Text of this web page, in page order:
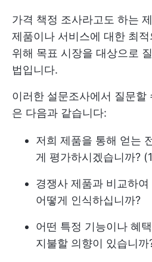
가격 책정 조사라고도 하는
제품이나 서비스에 대한 최
위해 목표 시장을 대상으로
법입니다.
이러한 설문조사에서 질문할
은 다음과 같습니다:
저희 제품을 통해 얻는
게 평가하시겠습니까?
경쟁사 제품과 비교하
어떻게 인식하십니까?
어떤 특정 기능이나 혜
지불할 의향이 있습니까